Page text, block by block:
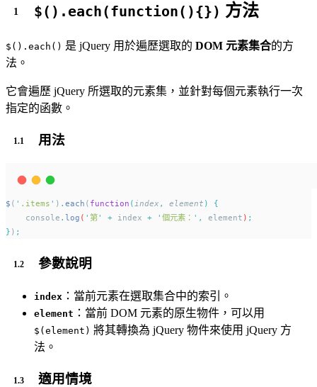
$().each(function(){}) 方法
$().each() 是 jQuery 用於遍歷選取的 DOM 元素集合的方
法。
它會遍歷 jQuery 所選取的元素集，並針對每個元素執行一次
指定的函數。
用法
$ ( ' .items ' ) . each ( function (index , element )
{
console . log ( ' 第' + index + ' 個元素： ' , element ) ;
} ) ;
參數說明
index ：當前元素在選取集合中的索引。
element ：當前 DOM 元素的原生物件，可以用
$(element) 將其轉換為 jQuery 物件來使用 jQuery 方
法。
適用情境